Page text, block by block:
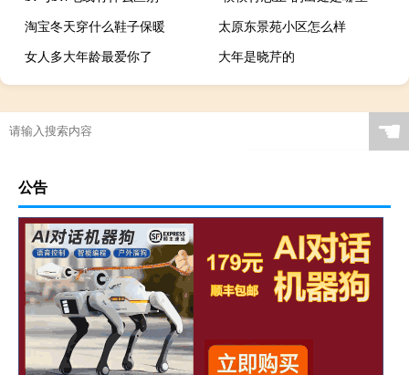
淘宝冬天穿什么鞋子保暖
太原东景苑小区怎么样
女人多大年龄最爱你了
大年是晓芹的
☚
公告